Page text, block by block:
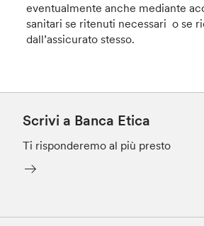
eventualmente anche mediante
sanitari se ritenuti necessari o se
dall’assicurato stesso.
Scrivi a Banca Etica
Ti risponderemo al più presto